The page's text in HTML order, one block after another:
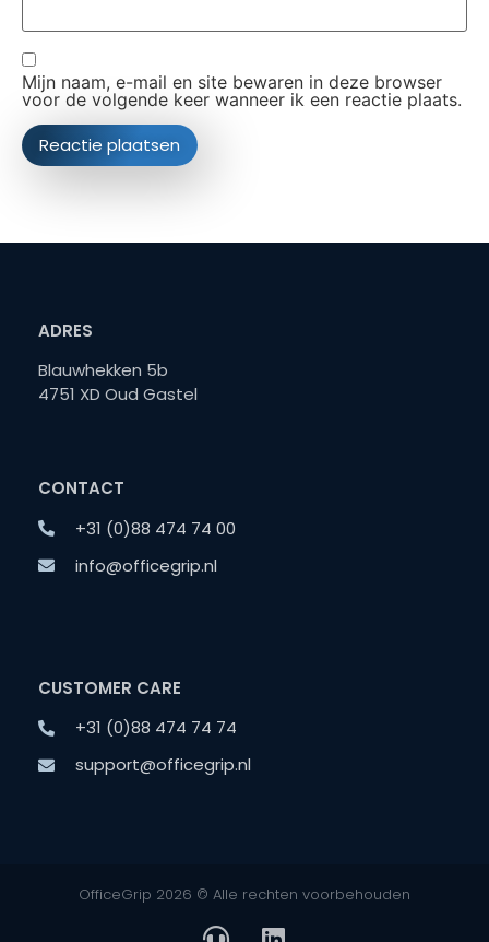
Mijn naam, e-mail en site bewaren in deze browser
voor de volgende keer wanneer ik een reactie plaats.
ADRES
Blauwhekken 5b
4751 XD Oud Gastel
CONTACT
+31 (0)88 474 74 00
info@officegrip.nl
CUSTOMER CARE
+31 (0)88 474 74 74
support@officegrip.nl
OfficeGrip 2026 © Alle rechten voorbehouden